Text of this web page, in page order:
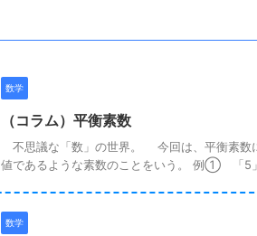
数学
（コラム）平衡素数
不思議な「数」の世界。 今回は、平衡素数
値であるような素数のことをいう。 例① 「5
数学